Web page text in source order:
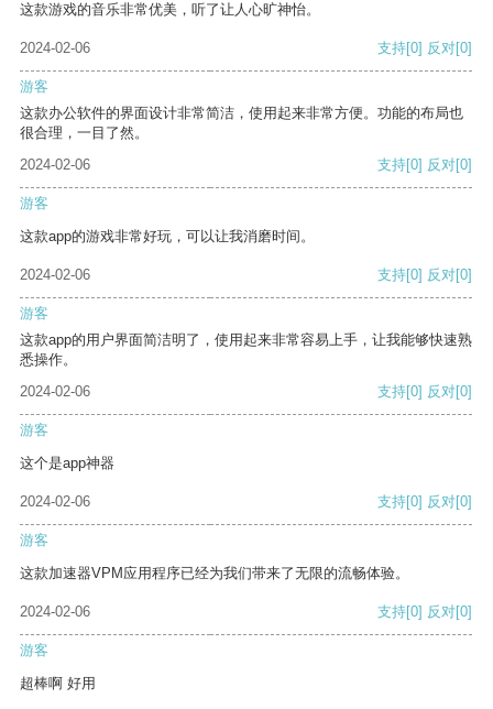
这款游戏的音乐非常优美，听了让人心旷神怡。
2024-02-06 支持[0] 反对[0]
游客
这款办公软件的界面设计非常简洁，使用起来非常方便。功能的布局也
很合理，一目了然。
2024-02-06
支持[0] 反对[0]
游客
这款app的游戏非常好玩，可以让我消磨时间。
2024-02-06 支持[0] 反对[0]
游客
这款app的用户界面简洁明了，使用起来非常容易上手，让我能够快速熟
悉操作。
2024-02-06
支持[0] 反对[0]
游客
这个是app神器
2024-02-06 支持[0] 反对[0]
游客
这款加速器VPM应用程序已经为我们带来了无限的流畅体验。
2024-02-06 支持[0] 反对[0]
游客
超棒啊 好用